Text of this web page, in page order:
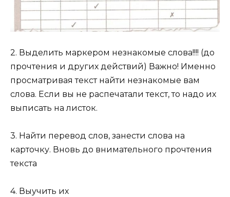
2. Выделить маркером незнакомые слова!!!! (до
прочтения и других действий) Важно! Именно
просматривая текст найти незнакомые вам
слова. Если вы не распечатали текст, то надо их
выписать на листок.
3. Найти перевод слов, занести слова на
карточку. Вновь до внимательного прочтения
текста
4. Выучить их